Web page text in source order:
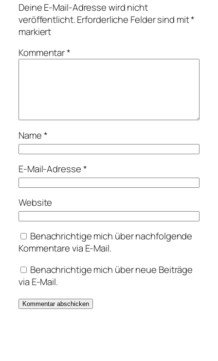
Deine E-Mail-Adresse wird nicht
veröffentlicht.Erforderliche Felder sind mit*
markiert
Kommentar*
Name*
E-Mail-Adresse*
Website
Benachrichtige mich über nachfolgende
Kommentare via E-Mail.
Benachrichtige mich über neue Beiträge
via E-Mail.